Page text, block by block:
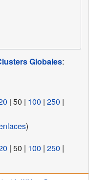
Globales:
| 50 | 100 | 250 |
)
| 50 | 100 | 250 |